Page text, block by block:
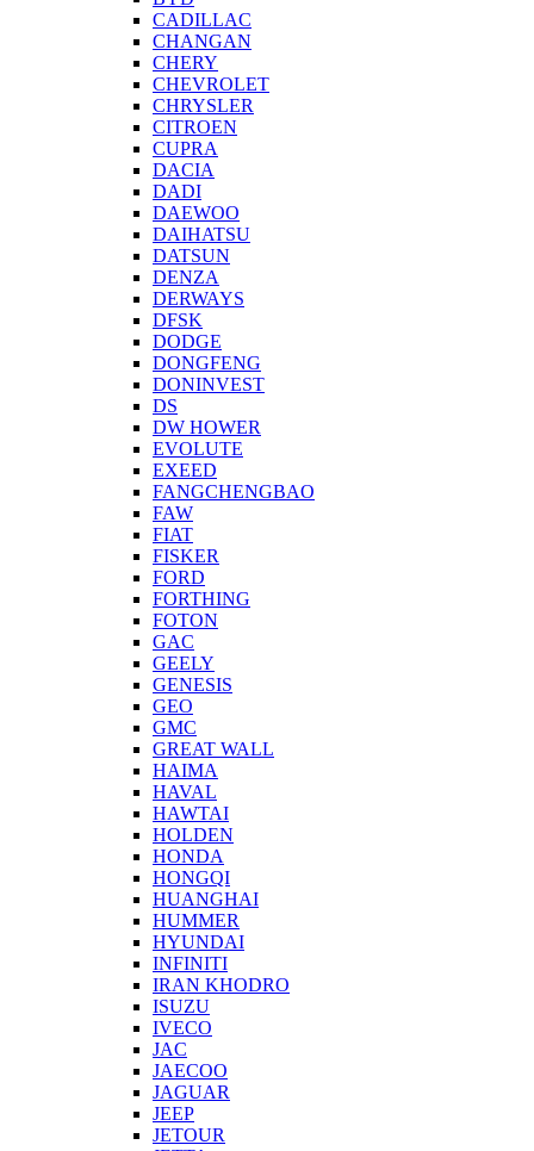
CADILLAC
CHANGAN
CHERY
CHEVROLET
CHRYSLER
CITROEN
CUPRA
DACIA
DADI
DAEWOO
DAIHATSU
DATSUN
DENZA
DERWAYS
DFSK
DODGE
DONGFENG
DONINVEST
DS
DW HOWER
EVOLUTE
EXEED
FANGCHENGBAO
FAW
FIAT
FISKER
FORD
FORTHING
FOTON
GAC
GEELY
GENESIS
GEO
GMC
GREAT WALL
HAIMA
HAVAL
HAWTAI
HOLDEN
HONDA
HONGQI
HUANGHAI
HUMMER
HYUNDAI
INFINITI
IRAN KHODRO
ISUZU
IVECO
JAC
JAECOO
JAGUAR
JEEP
JETOUR